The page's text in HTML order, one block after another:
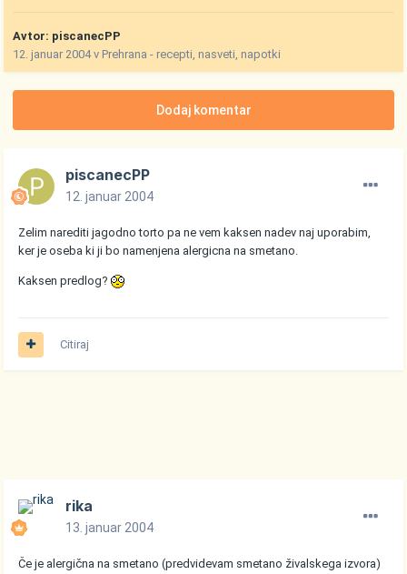
Avtor: piscanecPP
12. januar 2004vPrehrana - recepti, nasveti, napotki
Dodaj komentar
piscanecPP
12. januar 2004
Zelim narediti jagodno torto pa ne vem kaksen nadev naj uporabim,
ker je oseba ki ji bo namenjena alergicna na smetano.
Kaksen predlog?
Citiraj
rika
13. januar 2004
Če je alergična na smetano (predvidevam smetano živalskega izvora)